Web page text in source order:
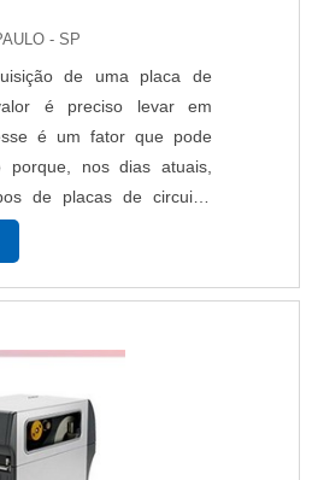
- SP
de uma placa de
é preciso levar em
é um fator que pode
porque, nos dias atuais,
de placas de circuito,
específica. Encontrada
industriais, a placa de
em setores como:
uma